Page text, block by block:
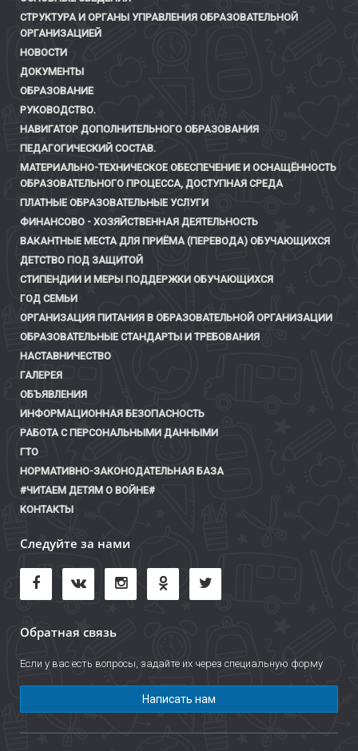
СТРУКТУРА И ОРГАНЫ УПРАВЛЕНИЯ ОБРАЗОВАТЕЛЬНОЙ
ОРГАНИЗАЦИЕЙ
НОВОСТИ
ДОКУМЕНТЫ
ОБРАЗОВАНИЕ
РУКОВОДСТВО.
НАВИГАТОР ДОПОЛНИТЕЛЬНОГО ОБРАЗОВАНИЯ
ПЕДАГОГИЧЕСКИЙ СОСТАВ.
МАТЕРИАЛЬНО-ТЕХНИЧЕСКОЕ ОБЕСПЕЧЕНИЕ И ОСНАЩЁННОСТЬ
ОБРАЗОВАТЕЛЬНОГО ПРОЦЕССА, ДОСТУПНАЯ СРЕДА
ПЛАТНЫЕ ОБРАЗОВАТЕЛЬНЫЕ УСЛУГИ
ФИНАНСОВО - ХОЗЯЙСТВЕННАЯ ДЕЯТЕЛЬНОСТЬ
ВАКАНТНЫЕ МЕСТА ДЛЯ ПРИЁМА (ПЕРЕВОДА) ОБУЧАЮЩИХСЯ
ДЕТСТВО ПОД ЗАЩИТОЙ
СТИПЕНДИИ И МЕРЫ ПОДДЕРЖКИ ОБУЧАЮЩИХСЯ
ГОД СЕМЬИ
ОРГАНИЗАЦИЯ ПИТАНИЯ В ОБРАЗОВАТЕЛЬНОЙ ОРГАНИЗАЦИИ
ОБРАЗОВАТЕЛЬНЫЕ СТАНДАРТЫ И ТРЕБОВАНИЯ
НАСТАВНИЧЕСТВО
ГАЛЕРЕЯ
ОБЪЯВЛЕНИЯ
ИНФОРМАЦИОННАЯ БЕЗОПАСНОСТЬ
РАБОТА С ПЕРСОНАЛЬНЫМИ ДАННЫМИ
ГТО
НОРМАТИВНО-ЗАКОНОДАТЕЛЬНАЯ БАЗА
#ЧИТАЕМ ДЕТЯМ О ВОЙНЕ#
КОНТАКТЫ
Следуйте за нами
Обратная связь
Если у вас есть вопросы, задайте их через специальную форму
Написать нам